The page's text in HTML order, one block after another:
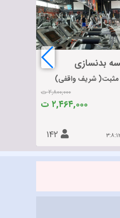
مثبت( شریف واقفی)
۲,۸۰۰,۰۰۰ ت
۲,۴۶۴,۰۰۰ ت
۱۴۲